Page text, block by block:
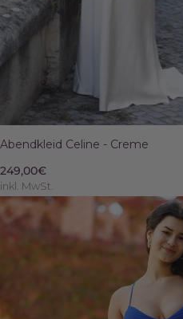
Abendkleid Celine - Creme
249,00€
inkl. MwSt.